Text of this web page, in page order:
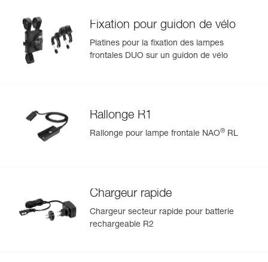
Fixation pour guidon de vélo
Platines pour la fixation des lampes
frontales DUO sur un guidon de vélo
Rallonge R1
Rallonge pour lampe frontale NAO® RL
Chargeur rapide
Chargeur secteur rapide pour batterie
rechargeable R2